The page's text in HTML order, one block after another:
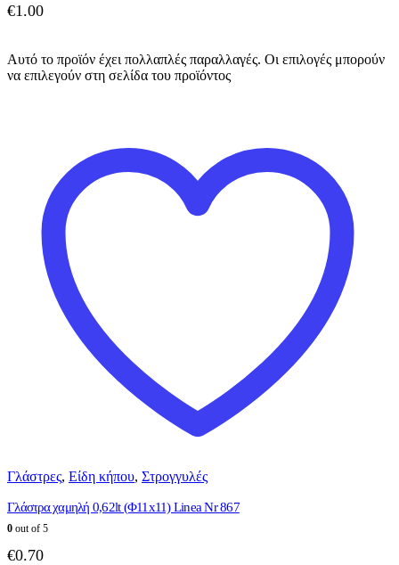
€1.00
Αυτό το προϊόν έχει πολλαπλές παραλλαγές. Οι επιλογές μπορούν
να επιλεγούν στη σελίδα του προϊόντος
Γλάστρες, Είδη κήπου, Στρογγυλές
Γλάστρα χαμηλή 0,62lt (Φ11x11) Linea Nr 867
0 out of 5
€0.70